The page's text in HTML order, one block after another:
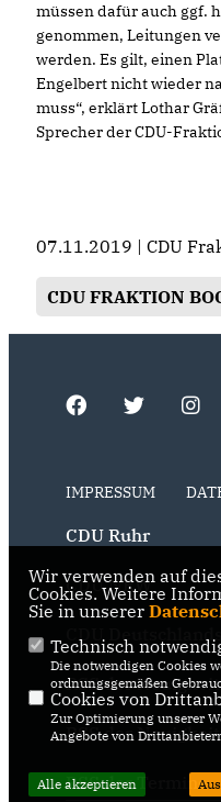
müssen dafür auch ggf.
genommen, Leitungen
werden. Es gilt, einen
Engelbert nicht wieder
muss“, erklärt Lothar
Sprecher der CDU-
07.11.2019 | CDU
CDU FRAKTION
IMPRESSUM
CDU Ruhr
CDU NRW
CDU Deutschlands
RSS der
RSS der
RSS der Termine
Wir verwenden auf
Cookies. Weitere
Sie in unserer
Technisch
Die notwendigen Cookies
ordnungsgemäßen
Cookies von
Zur Optimierung unserer
Angebote von
Alle akzeptieren